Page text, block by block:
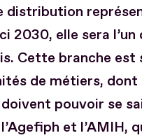
distribution
2030, elle sera l’un
Cette branche
de métiers, dont
pouvoir se
et l’AMIH,